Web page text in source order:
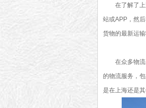
在了解了
站或APP，然
货物的最新运
在众多物
的物流服务，
是在上海还是